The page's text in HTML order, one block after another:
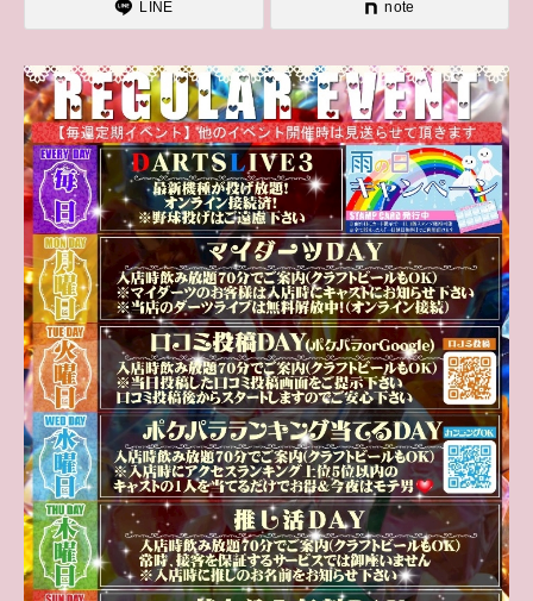
LINE note